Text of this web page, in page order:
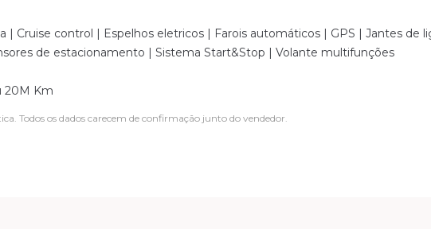
Cruise control | Espelhos eletricos | Farois automáticos | GPS | Jantes de
de estacionamento | Sistema Start&Stop | Volante multifunções
20M Km
Todos os dados carecem de confirmação junto do vendedor.